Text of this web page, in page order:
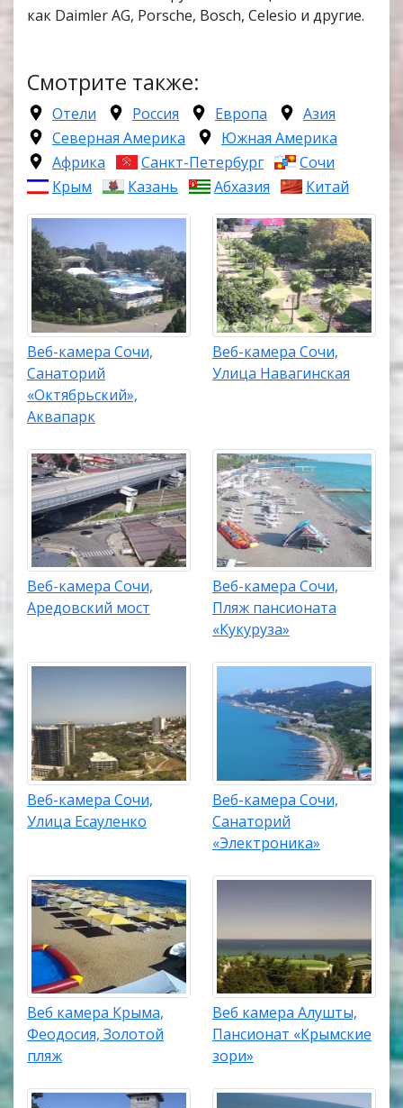
как Daimler AG, Porsche, Bosch, Celesio и другие.
Смотрите также:
Отели Россия Европа
Азия
Северная Америка
Южная Америка
Африка
Санкт-Петербург
Сочи
Крым
Казань Абхазия Китай
Веб-камера Сочи,
Санаторий
«Октябрьский»,
Аквапарк
Веб-камера Сочи,
Улица Навагинская
Веб-камера Сочи,
Аредовский мост
Веб-камера Сочи,
Пляж пансионата
«Кукуруза»
Веб-камера Сочи,
Улица Есауленко
Веб-камера Сочи,
Санаторий
«Электроника»
Веб камера Крыма,
Феодосия, Золотой
пляж
Веб камера Алушты,
Пансионат «Крымские
зори»